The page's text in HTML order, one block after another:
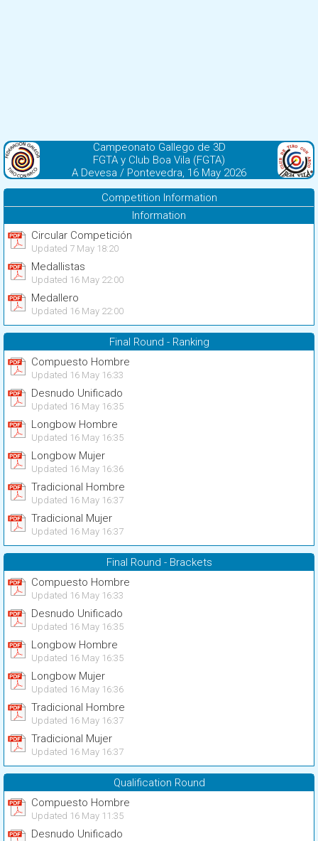
Campeonato Gallego de 3D
FGTA y Club Boa Vila (FGTA)
A Devesa / Pontevedra, 16 May 2026
Competition Information
Information
Circular Competición
Updated 7 May 18:20
Medallistas
Updated 16 May 22:00
Medallero
Updated 16 May 22:00
Final Round - Ranking
Compuesto Hombre
Updated 16 May 16:33
Desnudo Unificado
Updated 16 May 16:35
Longbow Hombre
Updated 16 May 16:35
Longbow Mujer
Updated 16 May 16:36
Tradicional Hombre
Updated 16 May 16:37
Tradicional Mujer
Updated 16 May 16:37
Final Round - Brackets
Compuesto Hombre
Updated 16 May 16:33
Desnudo Unificado
Updated 16 May 16:35
Longbow Hombre
Updated 16 May 16:35
Longbow Mujer
Updated 16 May 16:36
Tradicional Hombre
Updated 16 May 16:37
Tradicional Mujer
Updated 16 May 16:37
Qualification Round
Compuesto Hombre
Updated 16 May 11:35
Desnudo Unificado